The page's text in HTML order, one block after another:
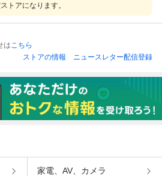
トアになります。
はこちら
ストアの情報
ニュースレター配信登録
家電、AV、カメラ